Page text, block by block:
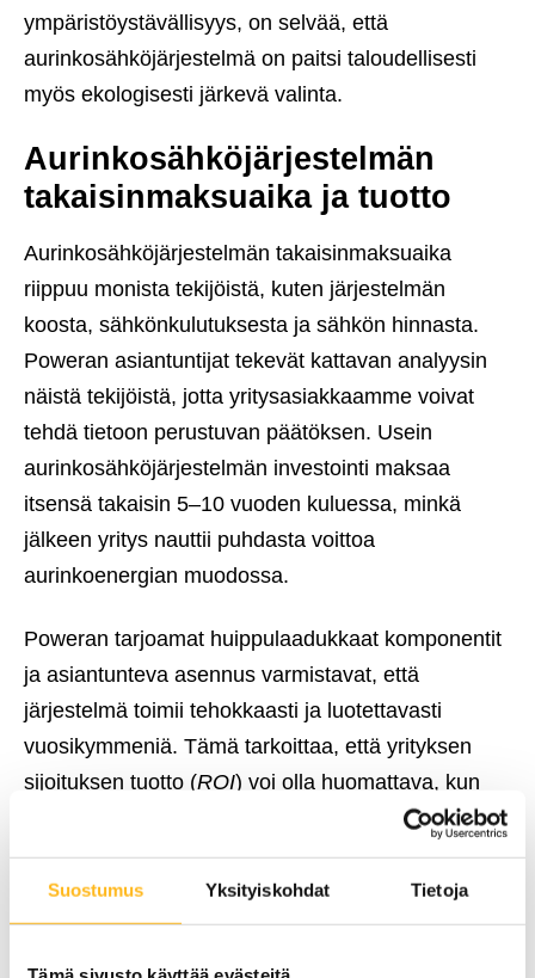
Suostumus Yksityiskohdat Tietoja
ympäristöystävällisyys, on selvää, että
aurinkosähköjärjestelmä on paitsi taloudellisesti
myös ekologisesti järkevä valinta.
Aurinkosähköjärjestelmän
takaisinmaksuaika ja tuotto
Aurinkosähköjärjestelmän takaisinmaksuaika
riippuu monista tekijöistä, kuten järjestelmän
koosta, sähkönkulutuksesta ja sähkön hinnasta.
Poweran asiantuntijat tekevät kattavan analyysin
näistä tekijöistä, jotta yritysasiakkaamme voivat
tehdä tietoon perustuvan päätöksen. Usein
aurinkosähköjärjestelmän investointi maksaa
itsensä takaisin 5–10 vuoden kuluessa, minkä
jälkeen yritys nauttii puhdasta voittoa
aurinkoenergian muodossa.
Poweran tarjoamat huippulaadukkaat komponentit
ja asiantunteva asennus varmistavat, että
järjestelmä toimii tehokkaasti ja luotettavasti
vuosikymmeniä. Tämä tarkoittaa, että yrityksen
sijoituksen tuotto (ROI) voi olla huomattava, kun
otetaan huomioon aurinkopaneelien pitkä käyttöikä
ja vähäiset ylläpitokustannukset. Investointi
aurinkosähköön on siis paitsi ympäristöteko myös
taloudellisesti kannattava päätös.